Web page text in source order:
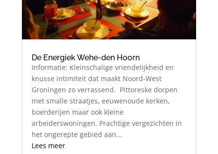
De Energiek Wehe-den Hoorn
Informatie: Kleinschalige vriendelijkheid en
knusse intimiteit dat maakt Noord-West
Groningen zo verrassend. Pittoreske dorpen
met smalle straatjes, eeuwenoude kerken,
boerderijen maar ook kleine
arbeiderswoningen. Prachtige vergezichten in
het ongerepte gebied aan...
Lees meer